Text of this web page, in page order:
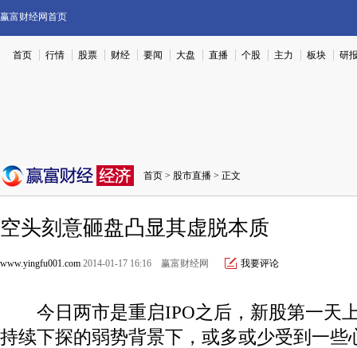
赢富财经网首页
首页 行情 股票 财经 要闻 大盘 直播 个股 主力 板块 研
首页 > 股市直播 > 正文
空头刻意砸盘凸显其虚脱本质
www.yingfu001.com 2014-01-17 16:16 赢富财经网 我要评论
今日两市是重启IPO之后，新股第一天
持续下探的弱势背景下，或多或少受到一些